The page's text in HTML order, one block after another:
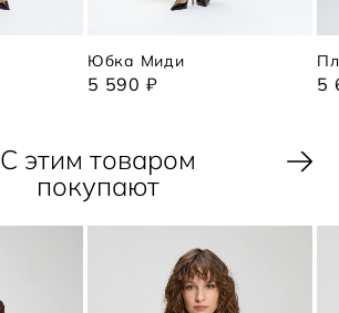
Юбка Миди
5 590 ₽ 5
С этим товаром
покупают